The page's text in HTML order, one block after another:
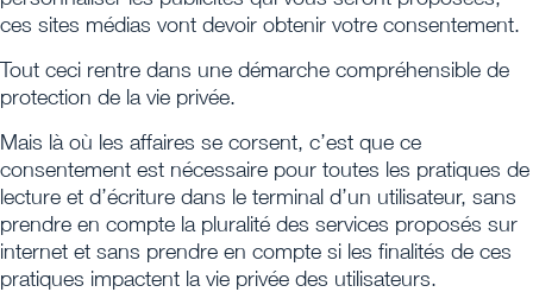
ces sites médias vont devoir obtenir votre consentement.
Tout ceci rentre dans une démarche compréhensible de
protection de la vie privée.
Mais là où les affaires se corsent, c’est que ce
consentement est nécessaire pour toutes les pratiques de
lecture et d’écriture dans le terminal d’un utilisateur, sans
prendre en compte la pluralité des services proposés sur
internet et sans prendre en compte si les finalités de ces
pratiques impactent la vie privée des utilisateurs.